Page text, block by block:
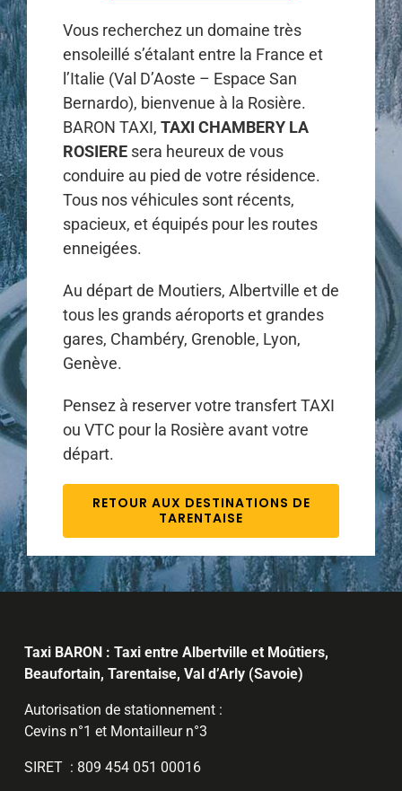
Vous recherchez un domaine très
ensoleillé s’étalant entre la France et
l’Italie (Val D’Aoste – Espace San
Bernardo), bienvenue à la Rosière.
BARON TAXI, TAXI CHAMBERY LA
ROSIEREsera heureux de vous
conduire au pied de votre résidence.
Tous nos véhicules sont récents,
spacieux, et équipés pour les routes
enneigées.
Au départ de Moutiers, Albertville et de
tous les grands aéroports et grandes
gares, Chambéry, Grenoble, Lyon,
Genève.
Pensez à reserver votre transfert TAXI
ou VTC pour la Rosière avant votre
départ.
RETOUR AUX DESTINATIONS DE
TARENTAISE
Taxi BARON : Taxi entre Albertville et Moûtiers,
Beaufortain, Tarentaise, Val d’Arly (Savoie)
Autorisation de stationnement :
Cevins n°1 et Montailleur n°3
SIRET : 809 454 051 00016